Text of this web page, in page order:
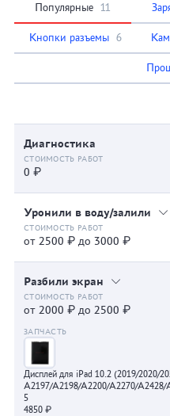
Популярные 11
Кнопки разъемы 6
Диагностика
0 ₽
Уронили в воду/залили
от 2500 ₽ до 3000 ₽
Разбили экран
от 2000 ₽ до 2500 ₽
Дисплей для iPad 10.2 (2019/2020/
A2197/A2198/A2200/A2270/
5
4850 ₽